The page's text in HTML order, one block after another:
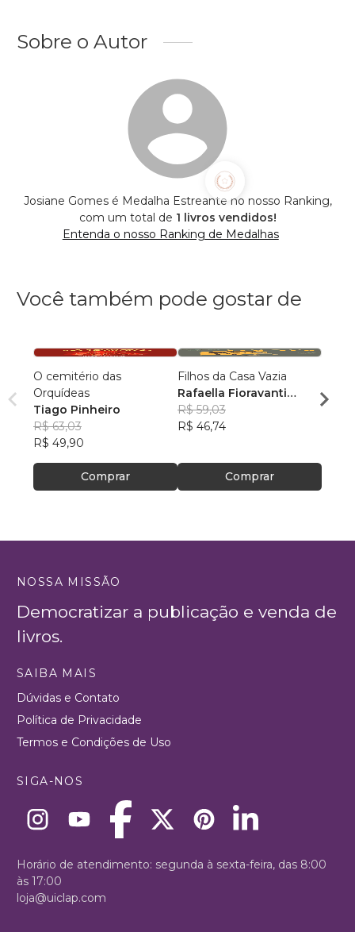
Sobre o Autor
Josiane Gomes é Medalha Estreante no nosso Ranking,
com um total de 1 livros vendidos!
Entenda o nosso Ranking de Medalhas
Você também pode gostar de
O cemitério das
Orquídeas
Tiago Pinheiro
R$ 63,03
R$ 49,90
Comprar
Filhos da Casa Vazia
Rafaella Fioravanti
Venturato Silva
R$ 59,03
R$ 46,74
Comprar
R$
NOSSA MISSÃO
Democratizar a publicação e venda de
livros.
SAIBA MAIS
Dúvidas e Contato
Política de Privacidade
Termos e Condições de Uso
SIGA-NOS
Horário de atendimento: segunda à sexta-feira, das 8:00
às 17:00
loja@uiclap.com